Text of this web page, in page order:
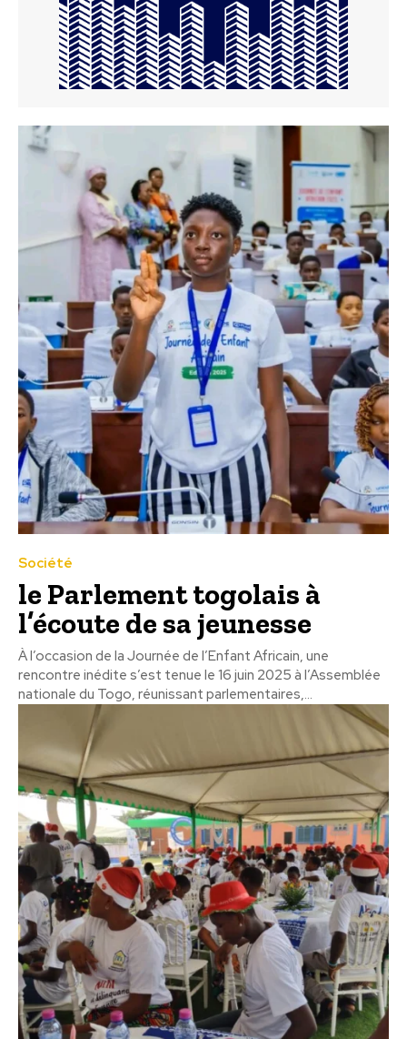
Société
le Parlement togolais à
l’écoute de sa jeunesse
À l’occasion de la Journée de l’Enfant Africain, une
rencontre inédite s’est tenue le 16 juin 2025 à l’Assemblée
nationale du Togo, réunissant parlementaires,...